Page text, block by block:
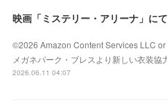
©2026 Amazon Content Services LLC or
メガネパーク・ブレスより新しい衣装協
2026.06.11 04:07